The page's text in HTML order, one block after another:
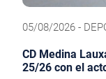
05/08/2026 -
CD Medina
25/26 con el